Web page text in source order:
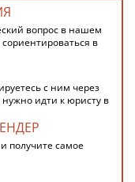
вопрос в нашем
в
с ним через
нужно идти к юристу в
получите самое